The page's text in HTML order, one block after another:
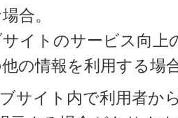
合。
イトのサービス向上
の情報を利用する場
サイト内で利用者か